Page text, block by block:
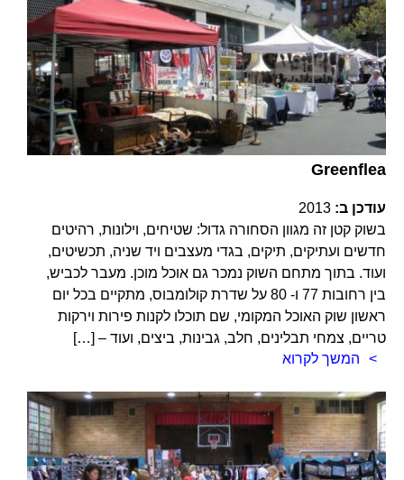
Greenflea
עודכן ב: 2013
בשוק קטן זה מגוון הסחורה גדול: שטיחים, וילונות, רהיטים
חדשים ועתיקים, תיקים, בגדי מעצבים ויד שניה, תכשיטים,
ועוד. בתוך מתחם השוק נמכר גם אוכל מוכן. מעבר לכביש,
בין רחובות 77 ו- 80 על שדרת קולומבוס, מתקיים בכל יום
ראשון שוק האוכל המקומי, שם תוכלו לקנות פירות וירקות
טריים, צמחי תבלינים, חלב, גבינות, ביצים, ועוד – […]
המשך לקרוא